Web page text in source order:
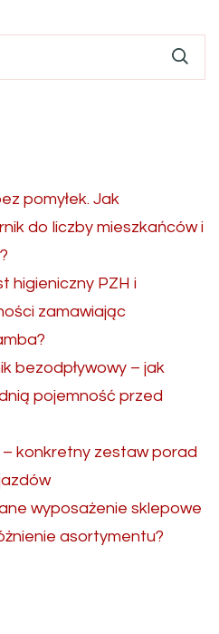
pomyłek. Jak
do liczby mieszkańców i
higieniczny PZH i
zamawiając
bezodpływowy – jak
pojemność przed
konkretny zestaw porad
wyposażenie sklepowe
asortymentu?